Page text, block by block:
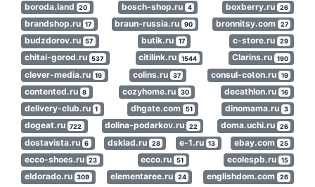
boroda.land 20 bosch-shop.ru 4 boxberry.ru 26
brandshop.ru 17 braun-russia.ru 90 bronnitsy.com 27
budzdorov.ru 57 butik.ru 17 c-store.ru 29
chitai-gorod.ru 537 citilink.ru 1544 Clarins.ru 190
clever-media.ru 19 colins.ru 37 consul-coton.ru 19
contented.ru 8 cozyhome.ru 30 decathlon.ru 16
delivery-club.ru 1 dhgate.com 51 dinomama.ru 3
dogeat.ru 722 dolina-podarkov.ru 22 doma.uchi.ru 26
dostavista.ru 6 dsklad.ru 28 e-1.ru 13 ebay.com 25
ecco-shoes.ru 23 ecco.ru 51 ecolespb.ru 15
eldorado.ru 309 elementaree.ru 24 englishdom.com 26